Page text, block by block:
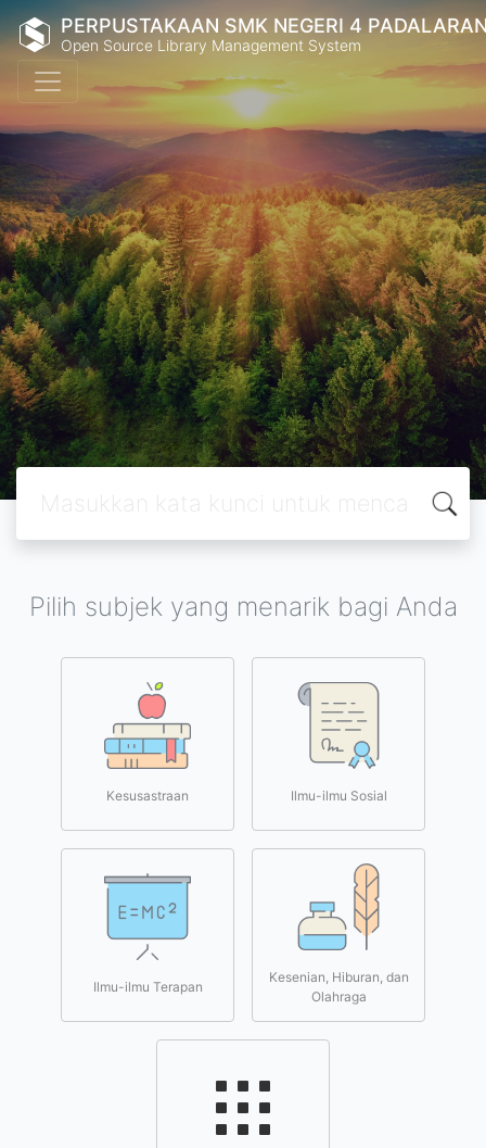
PERPUSTAKAAN SMK NEGERI 4
Open Source Library Management System
Pilih subjek yang menarik bagi Anda
Kesusastraan Ilmu-ilmu Sosial
Ilmu-ilmu Terapan
Kesenian, Hiburan, dan
Olahraga